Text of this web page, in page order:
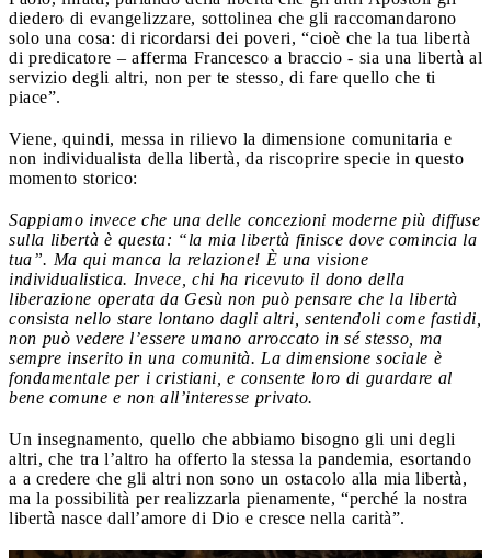
diedero di evangelizzare, sottolinea che gli raccomandarono
solo una cosa: di ricordarsi dei poveri, “cioè che la tua libertà
di predicatore – afferma Francesco a braccio - sia una libertà al
servizio degli altri, non per te stesso, di fare quello che ti
piace”.
Viene, quindi, messa in rilievo la dimensione comunitaria e
non individualista della libertà, da riscoprire specie in questo
momento storico:
Sappiamo invece che una delle concezioni moderne più diffuse
sulla libertà è questa: “la mia libertà finisce dove comincia la
tua”. Ma qui manca la relazione! È una visione
individualistica. Invece, chi ha ricevuto il dono della
liberazione operata da Gesù non può pensare che la libertà
consista nello stare lontano dagli altri, sentendoli come fastidi,
non può vedere l’essere umano arroccato in sé stesso, ma
sempre inserito in una comunità. La dimensione sociale è
fondamentale per i cristiani, e consente loro di guardare al
bene comune e non all’interesse privato.
Un insegnamento, quello che abbiamo bisogno gli uni degli
altri, che tra l’altro ha offerto la stessa la pandemia, esortando
a a credere che gli altri non sono un ostacolo alla mia libertà,
ma la possibilità per realizzarla pienamente, “perché la nostra
libertà nasce dall’amore di Dio e cresce nella carità”.